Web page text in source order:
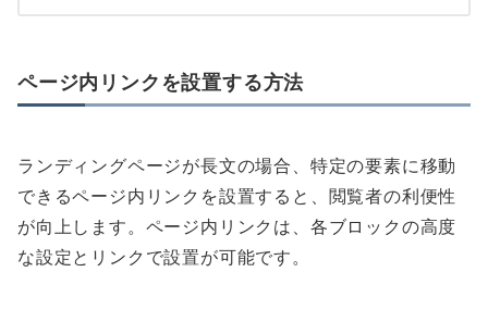
ページ内リンクを設置する方法
ランディングページが長文の場合、特定の要素に移動
できるページ内リンクを設置すると、閲覧者の利便性
が向上します。ページ内リンクは、各ブロックの高度
な設定とリンクで設置が可能です。